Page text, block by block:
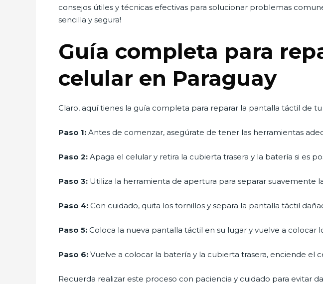
consejos útiles y técnicas efectivas para solucionar problemas
sencilla y segura!
Guía completa para
celular en Paraguay
Claro, aquí tienes la guía completa para reparar la pantalla táctil de
Paso 1: Antes de comenzar, asegúrate de tener las herramientas
Paso 2: Apaga el celular y retira la cubierta trasera y la batería si es
Paso 3: Utiliza la herramienta de apertura para separar suavemente
Paso 4: Con cuidado, quita los tornillos y separa la pantalla táctil
Paso 5: Coloca la nueva pantalla táctil en su lugar y vuelve a colocar
Paso 6: Vuelve a colocar la batería y la cubierta trasera, enciende
Recuerda realizar este proceso con paciencia y cuidado para evitar